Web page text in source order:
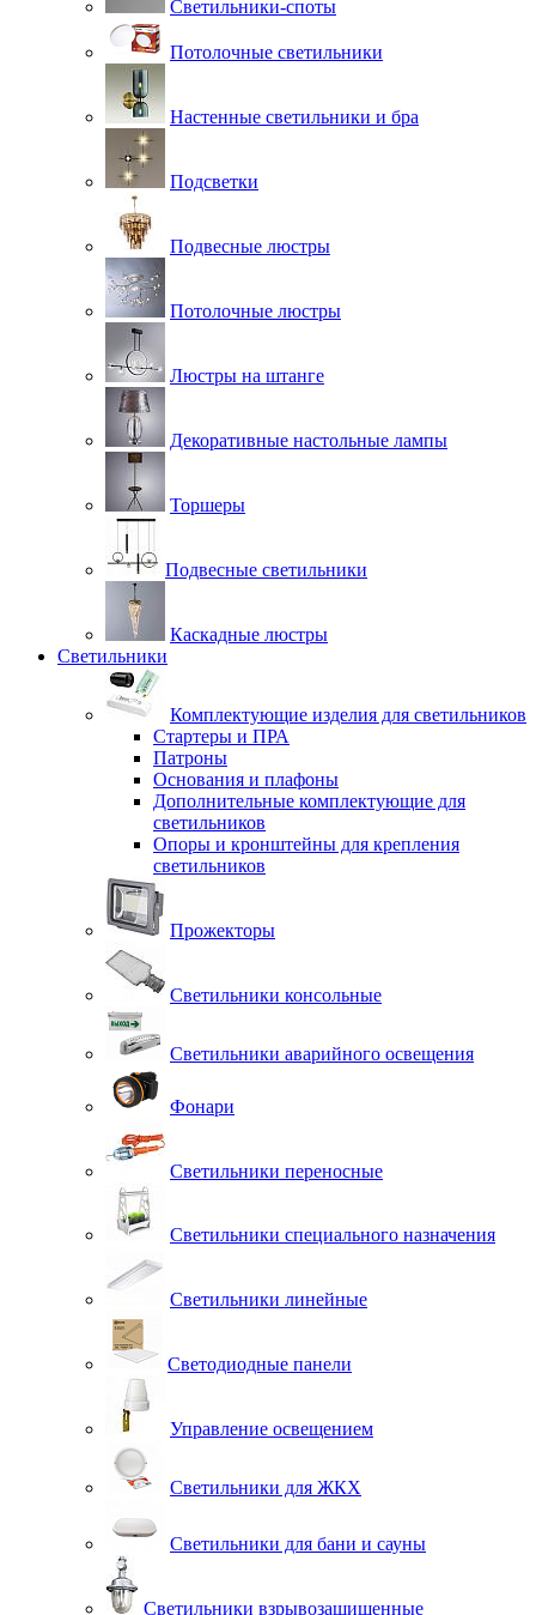
Светильники-споты
Потолочные светильники
Настенные светильники и бра
Подсветки
Подвесные люстры
Потолочные люстры
Люстры на штанге
Декоративные настольные лампы
Торшеры
Подвесные светильники
Каскадные люстры
Светильники
Комплектующие изделия для светильников
Стартеры и ПРА
Патроны
Основания и плафоны
Дополнительные комплектующие для
светильников
Опоры и кронштейны для крепления
светильников
Прожекторы
Светильники консольные
Светильники аварийного освещения
Фонари
Светильники переносные
Светильники специального назначения
Светильники линейные
Светодиодные панели
Управление освещением
Светильники для ЖКХ
Светильники для бани и сауны
Светильники взрывозащищенные